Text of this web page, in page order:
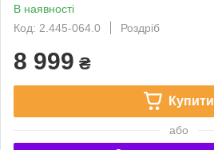
В наявності
Код: 2.445-064.0
Роздріб
8 999 ₴
Купити
або